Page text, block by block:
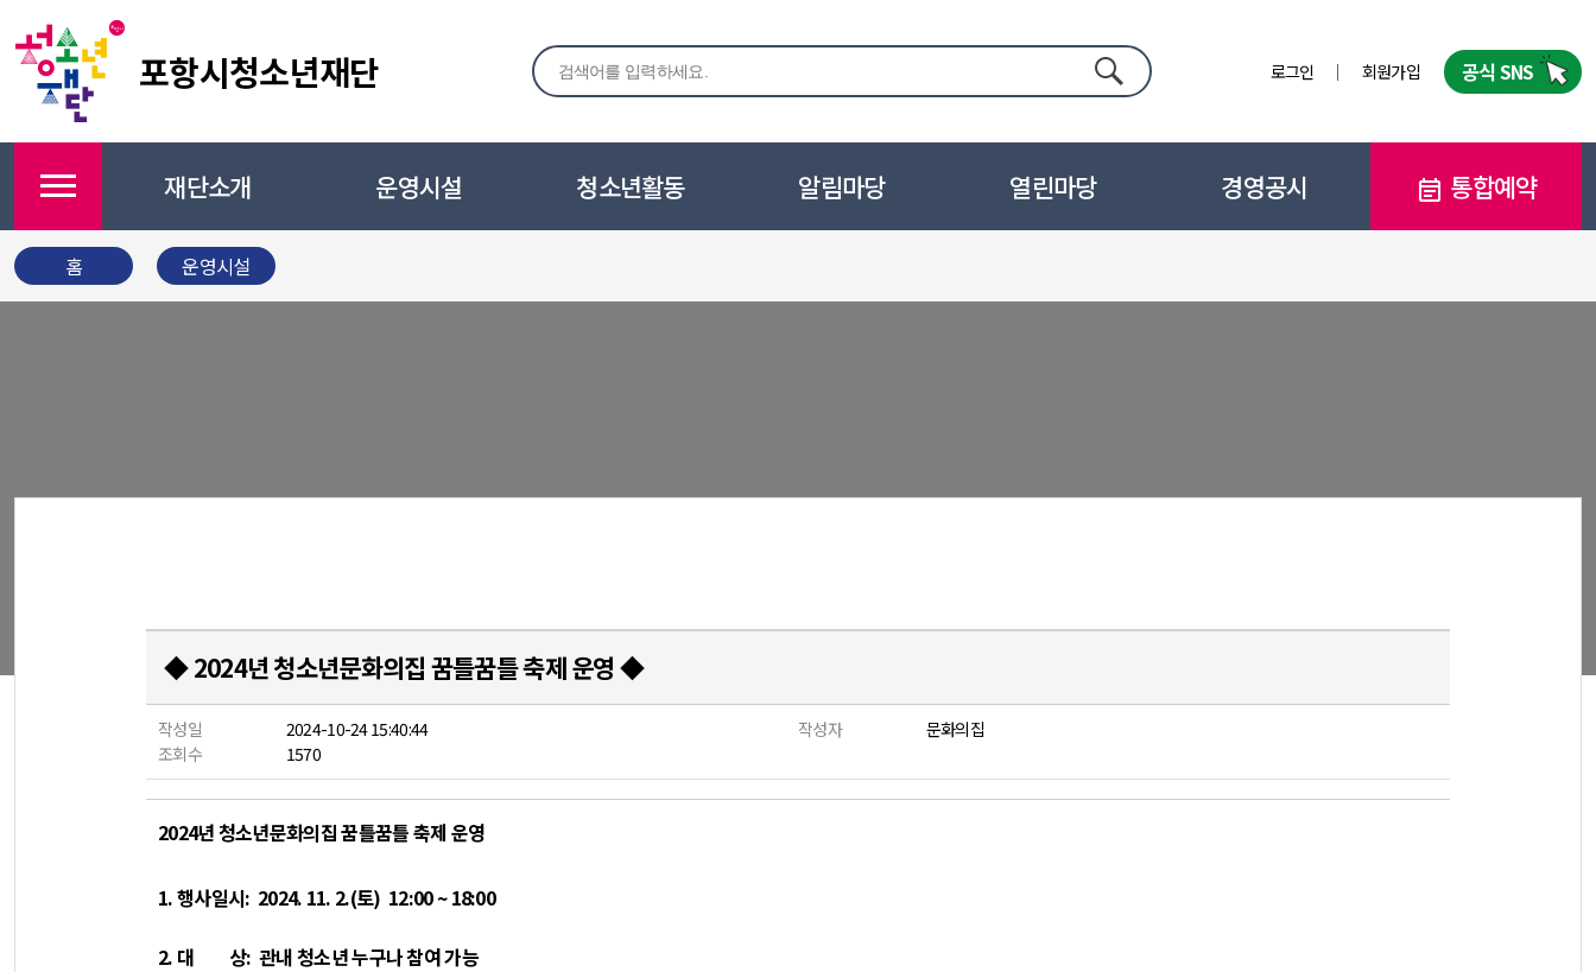
포항시청소년재단 검색 로그인 회원가입 공식 SNS
재단소개 운영시설 청소년활동 알림마당 열린마당 경영공시 통합예약
홈 운영시설
◆ 2024년 청소년문화의집 꿈틀꿈틀 축제 운영 ◆
작성일 2024-10-24 15:40:44 작성자
문화의집
조회수
1570
2024년 청소년문화의집 꿈틀꿈틀 축제 운영
1. 행사일시: 2024. 11. 2.(토) 12:00 ~ 18:00
2. 대 상:관내청소년 누구나 참여 가능